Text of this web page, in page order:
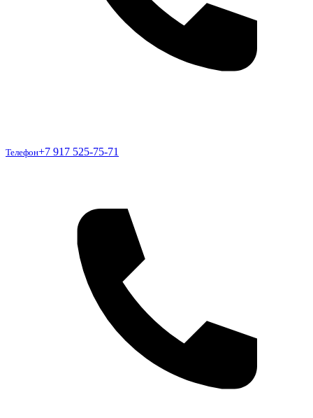
Телефон
Телефон+7 917 525-75-71